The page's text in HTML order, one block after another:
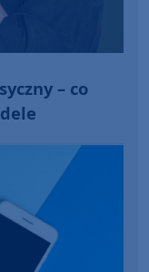
– co